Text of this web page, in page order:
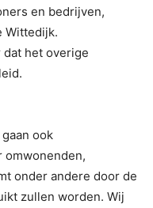
en bedrijven,
Wittedijk.
het overige
ook
omwonenden,
onder andere door de
zullen worden. Wij